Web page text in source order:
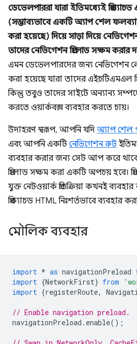
ডেভেলপাররা যারা ইতিমধ্যেই
(সম্ভাব্যভাবে একটি অ্যাপ শেল
করা হয়েছে) দিয়ে সাড়া দিয়ে
তাদের নেভিগেশন প্রিলোড সক্ষম করার
এমন ডেভেলপারদের জন্য নেভিগেশন
করা হয়েছে যারা তাদের এইচটিএমএল
কিন্তু তবুও তাদের সাইটে অন্যান্য
করতে ওয়ার্কবক্স ব্যবহার করতে চায়।
উদাহরণ স্বরূপ, আপনি যদি অ্যাপ শেল
এবং আপনি একটিনেভিগেশন রুট
ব্যবহার করার জন্য সেট আপ করে
প্রিলোড সক্ষম করা একটি অপচয় হবে।
যুক্ত নেটওয়ার্ক প্রতিক্রিয়া কখনই
প্রিক্যাচড HTML নিঃশর্তভাবে ব্যবহার
মৌলিক ব্যবহার
import * as navigationPreload
import {NetworkFirst} from
import {registerRoute,
// Enable navigation preload.
navigationPreload . enable();